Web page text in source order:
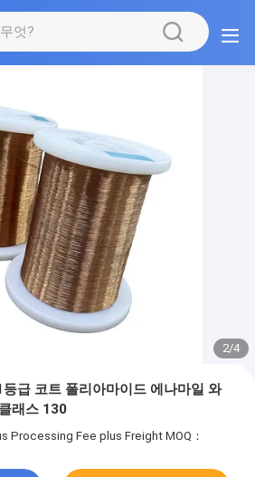
2/4
급 코트 폴리아마이드 에나마일 와
래스 130
Processing Fee plus Freight MOQ：